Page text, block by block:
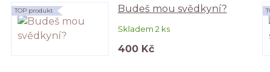
Budeš mou svědkyní?
Skladem 2 ks
TOP produkt
400 Kč